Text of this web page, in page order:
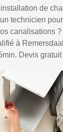
de
technicien
canalisations ?
à
Devis